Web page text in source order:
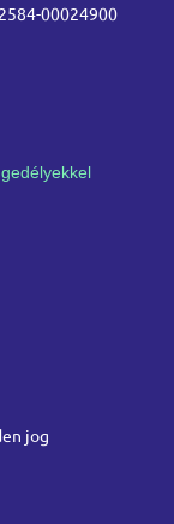
00024900
jog